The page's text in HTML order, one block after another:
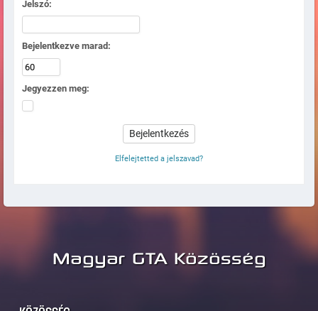
Jelszó:
Bejelentkezve marad:
Jegyezzen meg:
Elfelejtetted a jelszavad?
Magyar GTA Közösség